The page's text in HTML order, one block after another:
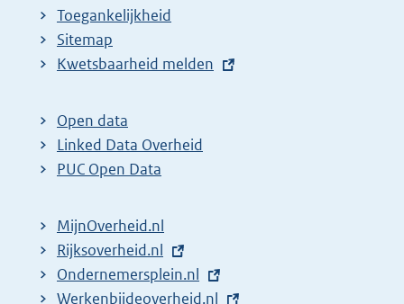
Toegankelijkheid
Sitemap
E
t
e
r
l
i
n
Kwetsbaarheid melden
Open data
Linked Data Overheid
PUC Open Data
MijnOverheid.nl
E
x
t
Rijksoverheid.nl
E
x
Ondernemersplein.nl
E
Werkenbijdeoverheid.nl